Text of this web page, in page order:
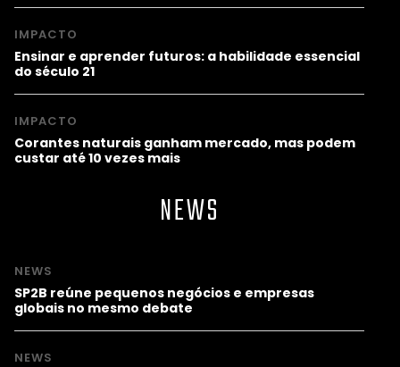
IMPACTO
Ensinar e aprender futuros: a habilidade essencial
do século 21
IMPACTO
Corantes naturais ganham mercado, mas podem
custar até 10 vezes mais
NEWS
NEWS
SP2B reúne pequenos negócios e empresas
globais no mesmo debate
NEWS